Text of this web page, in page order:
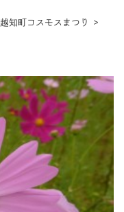
越知町コスモスまつり
>